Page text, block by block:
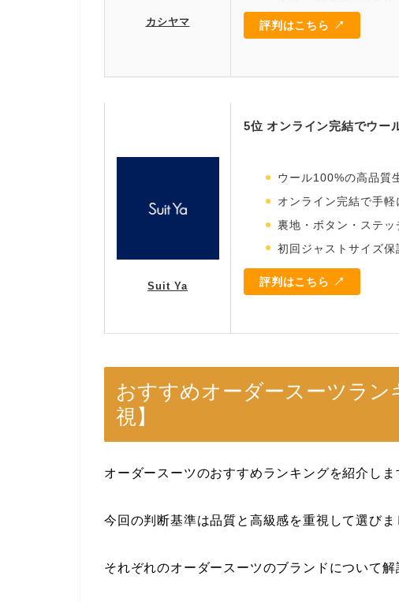
カシヤマ 評判はこちら ↗
Suit Ya
5位 オンライン完結でウー
ウール100%の高品質
オンライン完結で手軽
裏地・ボタン・ステッ
初回ジャストサイズ保
評判はこちら ↗
おすすめオーダースーツラン
視】
オーダースーツのおすすめランキングを紹介しま
今回の判断基準は品質と高級感を重視して選びま
それぞれのオーダースーツのブランドについて解